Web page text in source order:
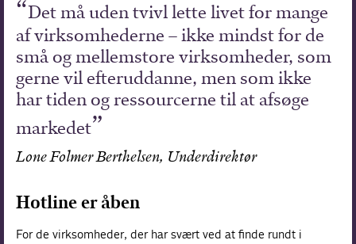
Det må uden tvivl lette livet for mange
af virksomhederne – ikke mindst for de
små og mellemstore virksomheder, som
gerne vil efteruddanne, men som ikke
har tiden og ressourcerne til at afsøge
markedet
Lone Folmer Berthelsen, Underdirektør
Hotline er åben
For de virksomheder, der har svært ved at finde rundt i